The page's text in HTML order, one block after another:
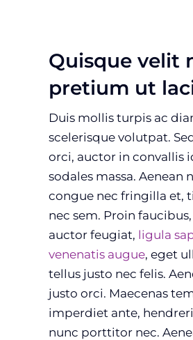
Quisque velit
pretium ut
Duis mollis turpis ac
scelerisque volutpat.
orci, auctor in convallis
sodales massa. Aenean
congue nec fringilla et,
nec sem. Proin
auctor feugiat, ligula
venenatis augue, eget
tellus justo nec felis.
justo orci. Maecenas
imperdiet ante,
nunc porttitor nec.